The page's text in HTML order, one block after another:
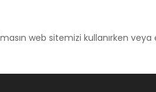
web sitemizi kullanırken